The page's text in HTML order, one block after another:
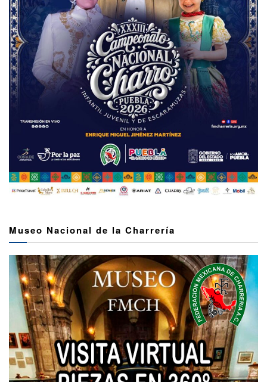
Museo Nacional de la Charrería